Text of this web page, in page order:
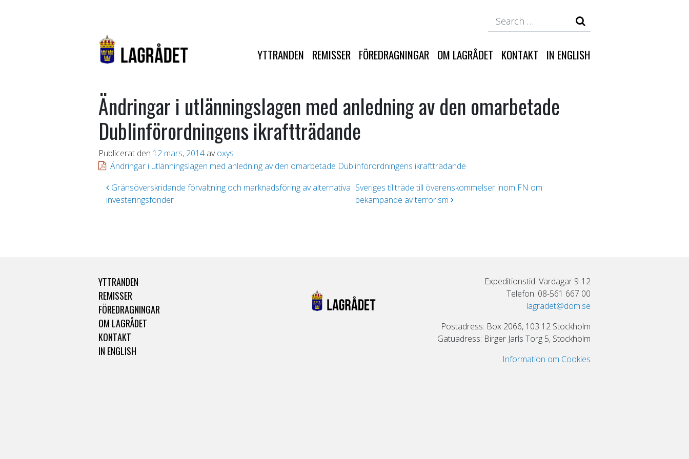
YTTRANDEN REMISSER FÖREDRAGNINGAR OM LAGRÅDET KONTAKT IN ENGLISH
Ändringar i utlänningslagen med anledning av den omarbetade
Dublinförordningens ikraftträdande
Publicerat den 12 mars, 2014 av oxys
Ändringar i utlänningslagen med anledning av den omarbetade Dublinförordningens ikraftträdande
Inläggsnavigering
Gränsöverskridande förvaltning och marknadsföring av alternativa
investeringsfonder
Sveriges tillträde till överenskommelser inom FN om
bekämpande av terrorism
YTTRANDEN
REMISSER
FÖREDRAGNINGAR
OM LAGRÅDET
KONTAKT
IN ENGLISH
Expeditionstid: Vardagar 9-12
Telefon: 08-561 667 00
lagradet@dom.se
Postadress: Box 2066, 103 12 Stockholm
Gatuadress: Birger Jarls Torg 5, Stockholm
Information om Cookies